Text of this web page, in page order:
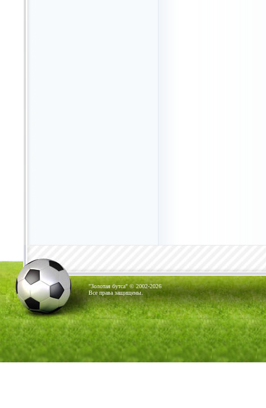
"Золотая бутса" © 2002-2026
Все права защищены.